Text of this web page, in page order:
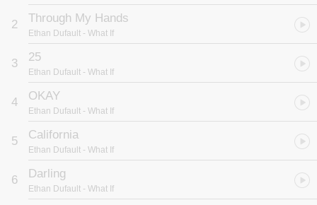
2 Through My Hands
Ethan Dufault - What If
3 25
Ethan Dufault - What If
4 OKAY
Ethan Dufault - What If
5 California
Ethan Dufault - What If
6 Darling
Ethan Dufault - What If